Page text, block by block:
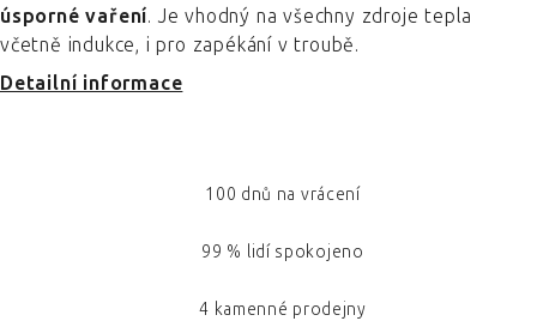
úsporné vaření. Je vhodný na všechny zdroje tepla
včetně indukce, i pro zapékání v troubě.
Detailní informace
100 dnů na vrácení
99 % lidí spokojeno
4 kamenné prodejny